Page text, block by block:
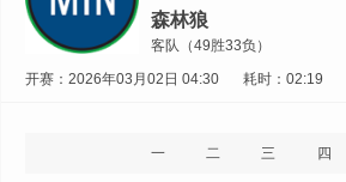
森林狼
客队（49胜33负）
开赛：2026年03月02日 04:30
耗时：02:19
一 二 三 四